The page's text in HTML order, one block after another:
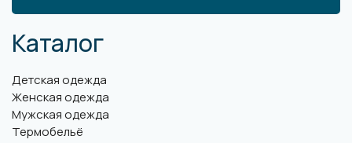
Каталог
Детская одежда
Женская одежда
Мужская одежда
Термобельё